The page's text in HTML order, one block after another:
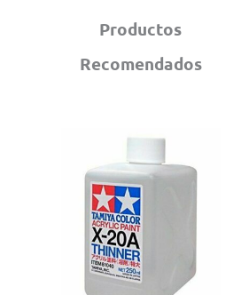
Productos
Recomendados